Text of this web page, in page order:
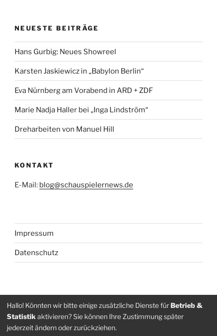
NEUESTE BEITRÄGE
Hans Gurbig: Neues Showreel
Karsten Jaskiewicz in „Babylon Berlin“
Eva Nürnberg am Vorabend in ARD + ZDF
Marie Nadja Haller bei „Inga Lindström“
Dreharbeiten von Manuel Hill
KONTAKT
E-Mail: blog@schauspielernews.de
Impressum
Datenschutz
Folge
uns
auf
Folge
uns
auf
Hallo! Könnten wir bitte einige zusätzliche Dienste fürBetrieb &
Statistik aktivieren? Sie können Ihre Zustimmung später
jederzeit ändern oder zurückziehen.